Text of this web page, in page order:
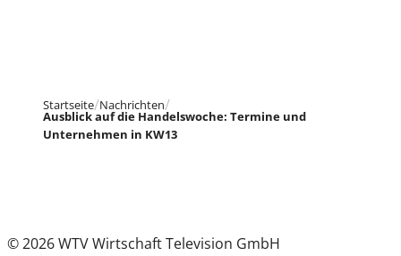
Startseite Nachrichten
Ausblick auf die Handelswoche: Termine und
Unternehmen in KW13
© 2026 WTV Wirtschaft Television GmbH